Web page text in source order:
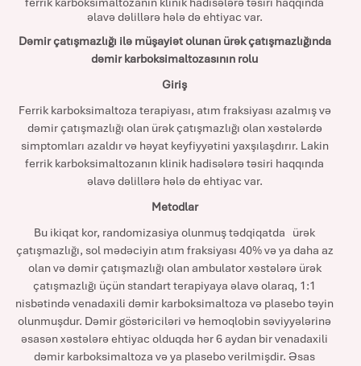
əlavə dəlillərə hələ də ehtiyac var.
Dəmir çatışmazlığı ilə müşayiət olunan ürək çatışmazlığında
dəmir karboksimaltozasının rolu
Giriş
Ferrik karboksimaltoza terapiyası, atım fraksiyası azalmış və
dəmir çatışmazlığı olan ürək çatışmazlığı olan xəstələrdə
simptomları azaldır və həyat keyfiyyətini yaxşılaşdırır. Lakin
ferrik karboksimaltozanın klinik hadisələrə təsiri haqqında
əlavə dəlillərə hələ də ehtiyac var.
Metodlar
Bu ikiqat kor, randomizasiya olunmuş tədqiqatda ürək
çatışmazlığı, sol mədəciyin atım fraksiyası 40% və ya daha az
olan və dəmir çatışmazlığı olan ambulator xəstələrə ürək
çatışmazlığı üçün standart terapiyaya əlavə olaraq, 1:1
nisbətində venadaxili dəmir karboksimaltoza və plasebo təyin
olunmuşdur. Dəmir göstəriciləri və hemoqlobin səviyyələrinə
əsasən xəstələrə ehtiyac olduqda hər 6 aydan bir venadaxili
dəmir karboksimaltoza və ya plasebo verilmişdir. Əsas